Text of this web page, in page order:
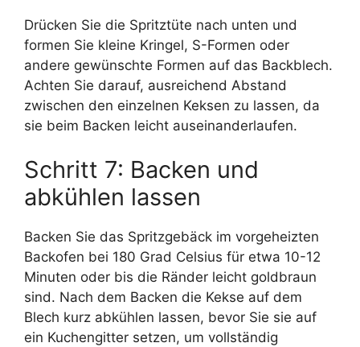
Drücken Sie die Spritztüte nach unten und
formen Sie kleine Kringel, S-Formen oder
andere gewünschte Formen auf das Backblech.
Achten Sie darauf, ausreichend Abstand
zwischen den einzelnen Keksen zu lassen, da
sie beim Backen leicht auseinanderlaufen.
Schritt 7: Backen und
abkühlen lassen
Backen Sie das Spritzgebäck im vorgeheizten
Backofen bei 180 Grad Celsius für etwa 10-12
Minuten oder bis die Ränder leicht goldbraun
sind. Nach dem Backen die Kekse auf dem
Blech kurz abkühlen lassen, bevor Sie sie auf
ein Kuchengitter setzen, um vollständig